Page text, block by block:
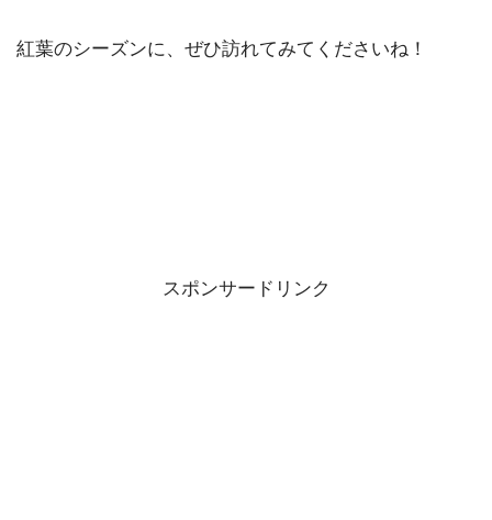
紅葉のシーズンに、ぜひ訪れてみてくださいね！
スポンサードリンク